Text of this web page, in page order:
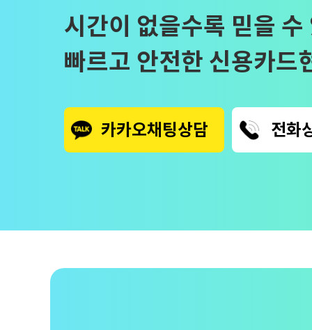
시간이 없을수록 믿을
빠르고 안전한 신용카드
카카오채팅상담 전화